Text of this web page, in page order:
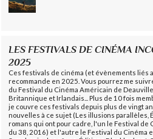
LES FESTIVALS DE CINÉMA
2025
Ces festivals de cinéma (et évènements liés
recommande en 2025. Vous pourrez me
du Festival du Cinéma Américain de
Britannique et Irlandais... Plus de 10 fois
je couvre ces festivals depuis plus de vingt
nouvelles à ce sujet (Les illusions parallèles,
romans qui ont pour cadre, l'un le Festival de
du 38, 2016) et l'autre le Festival du Cinéma